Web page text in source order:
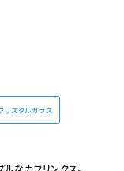
リスタルガラス
なカフリンクス。